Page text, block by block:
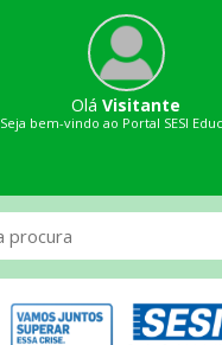
Olá Visitante
Seja bem-vindo ao Portal SESI